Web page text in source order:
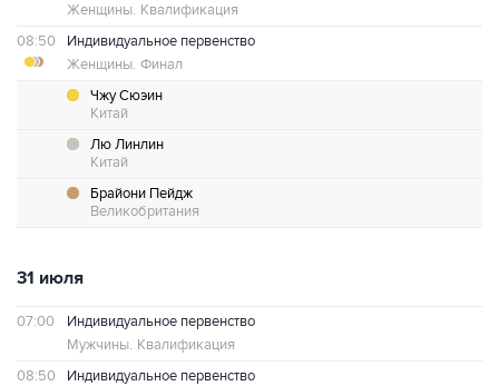
Женщины. Квалификация
08:50
Индивидуальное первенство
Женщины. Финал
Чжу Сюэин
Китай
Лю Линлин
Китай
Брайони Пейдж
Великобритания
31 июля
07:00
Индивидуальное первенство
Мужчины. Квалификация
08:50
Индивидуальное первенство